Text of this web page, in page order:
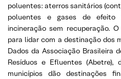
poluentes: aterros sanitários
poluentes e gases de
incineração sem recuperação.
para lidar com a destinação dos
Dados da Associação Brasileira
Resíduos e Efluentes (Abetre),
municípios dão destinações